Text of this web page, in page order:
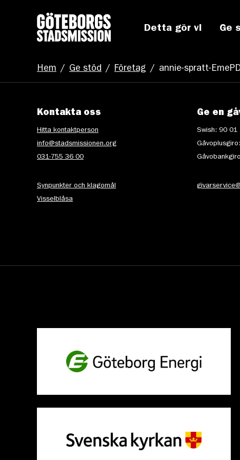
Detta gör vi Ge
Hem / Ge stöd / Företag / annie-spratt-
Kontakta oss
Hitta kontaktperson
info@stadsmissionen.org
031-755 36 00
Synpunkter och klagomål
Visselblåsa
Ge en
Swish: 90 01